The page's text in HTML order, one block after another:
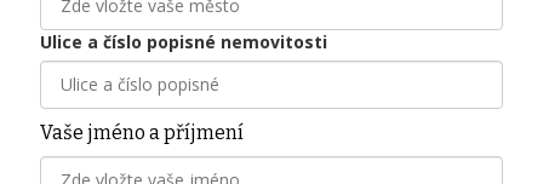
Ulice a číslo popisné nemovitosti
Vaše jméno a příjmení